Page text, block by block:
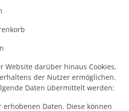
Website darüber hinaus Cookies,
der Nutzer ermöglichen.
Daten übermittelt werden:
Daten. Diese können